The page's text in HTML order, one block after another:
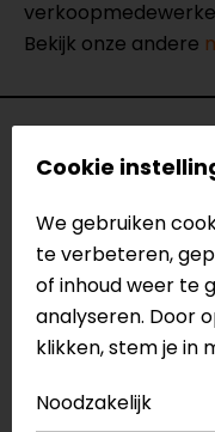
Bekijk onze andere
Model
Merk
Kleur
Aanritsbaar
Certificeringsklasse
Materiaal
Cookie
We gebruiken
te verbeteren,
of inhoud weer te
analyseren. Door
klikken, stem je in
Noodzakelijk